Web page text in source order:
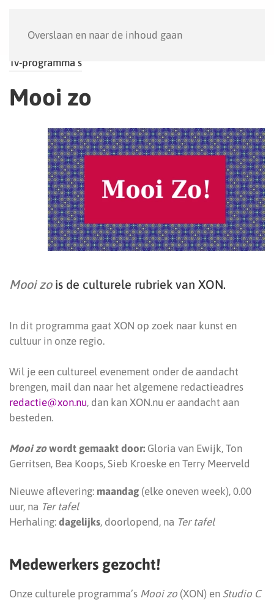
Overslaan en naar de inhoud gaan
Tv-programma’s
Mooi zo
Mooi zois de culturele rubriek van XON.
In dit programma gaat XON op zoek naar kunst en
cultuur in onze regio.
Wil je een cultureel evenement onder de aandacht
brengen, mail dan naar het algemene redactieadres
redactie@xon.nu, dan kan XON.nu er aandacht aan
besteden.
Mooi zowordt gemaakt door: Gloria van Ewijk, Ton
Gerritsen, Bea Koops, Sieb Kroeske en Terry Meerveld
Nieuwe aflevering: maandag (elke oneven week), 0.00
uur, na Ter tafel
Herhaling: dagelijks, doorlopend, na Ter tafel
Medewerkers gezocht!
Onze culturele programma’s Mooi zo (XON) en Studio C